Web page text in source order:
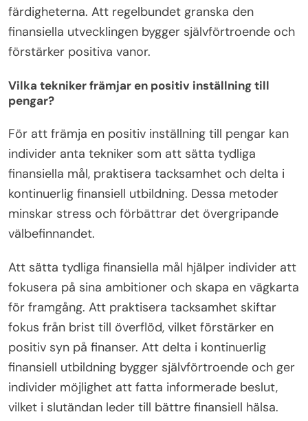
färdigheterna. Att regelbundet granska den
finansiella utvecklingen bygger självförtroende och
förstärker positiva vanor.
Vilka tekniker främjar en positiv inställning till
pengar?
För att främja en positiv inställning till pengar kan
individer anta tekniker som att sätta tydliga
finansiella mål, praktisera tacksamhet och delta i
kontinuerlig finansiell utbildning. Dessa metoder
minskar stress och förbättrar det övergripande
välbefinnandet.
Att sätta tydliga finansiella mål hjälper individer att
fokusera på sina ambitioner och skapa en vägkarta
för framgång. Att praktisera tacksamhet skiftar
fokus från brist till överflöd, vilket förstärker en
positiv syn på finanser. Att delta i kontinuerlig
finansiell utbildning bygger självförtroende och ger
individer möjlighet att fatta informerade beslut,
vilket i slutändan leder till bättre finansiell hälsa.